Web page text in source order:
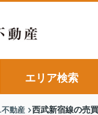
エリア検索
動産 西武新宿線の売